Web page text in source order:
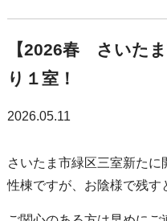
【2026春 さいた
り１室！
2026.05.11
さいたま市緑区三室新た
性棟ですが、お陰様で残す